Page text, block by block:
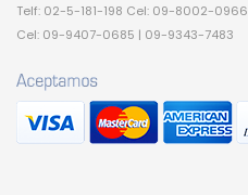
Telf: 02-5-181-198 Cel: 09-8002-0966
Cel: 09-9407-0685 | 09-9343-7483